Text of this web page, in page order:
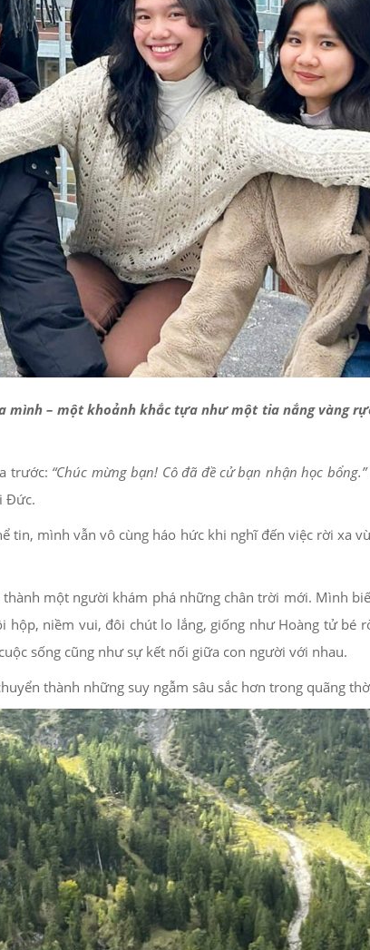
– một khoảnh khắc tựa như một tia nắng vàng
trước: “Chúc mừng bạn! Cô đã đề cử bạn nhận học bổng.”
Đức.
mình vẫn vô cùng háo hức khi nghĩ đến việc rời xa
một người khám phá những chân trời mới. Mình
hộp, niềm vui, đôi chút lo lắng, giống như Hoàng tử
sống cũng như sự kết nối giữa con người với nhau.
thành những suy ngẫm sâu sắc hơn trong quãng